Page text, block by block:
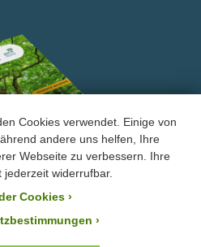
Cookies verwendet. Einige von
andere uns helfen, Ihre
Webseite zu verbessern. Ihre
jederzeit widerrufbar.
Cookies ›
›
InstagramYouTube
und Datenschutz